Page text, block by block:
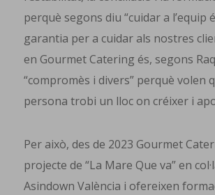
perquè segons diu “cuidar a l’equip
garantia per a cuidar als nostres
en Gourmet Catering és, segons
“compromès i divers” perquè volen
persona trobi un lloc on créixer i
Per això, des de 2023 Gourmet
projecte de “La Mare Que va” en
Asindown València i ofereixen